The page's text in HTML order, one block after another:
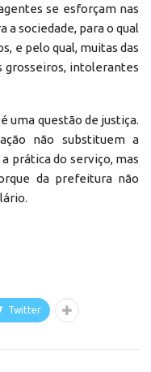
se esforçam nas
a sociedade, para o qual
e pelo qual, muitas das
grosseiros, intolerantes
uma questão de justiça.
não substituem a
prática do serviço, mas
da prefeitura não
Twitter